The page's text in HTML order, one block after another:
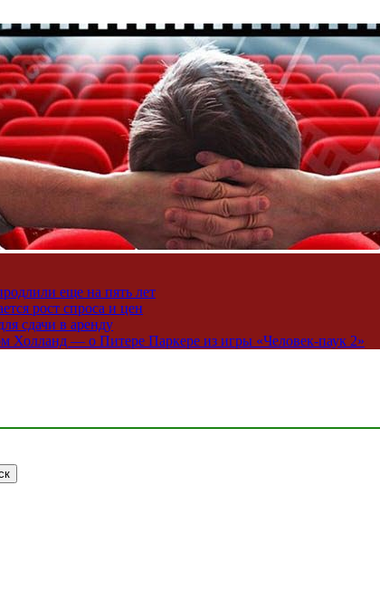
еще на пять лет
рост спроса и цен
сдачи в аренду
Холланд — о Питере Паркере из игры «Человек-паук 2»